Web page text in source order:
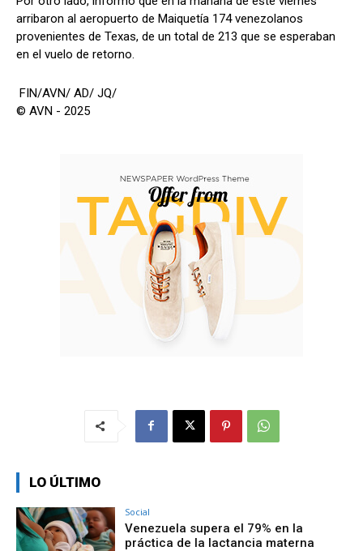
arribaron al aeropuerto de Maiquetía 174 venezolanos
provenientes de Texas, de un total de 213 que se esperaban
en el vuelo de retorno.
FIN/AVN/ AD/ JQ/
© AVN - 2025
LO ÚLTIMO
Social
Venezuela supera el 79% en la
práctica de la lactancia materna